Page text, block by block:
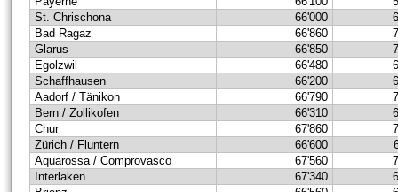
St. Chrischona
66'000
Bad Ragaz
66'860
Glarus
66'850
Egolzwil
66'480
Schaffhausen
66'200
Aadorf / Tänikon
66'790
Bern / Zollikofen
66'310
Chur
67'860
Zürich / Fluntern
66'600
Aquarossa / Comprovasco
67'560
Interlaken
67'340